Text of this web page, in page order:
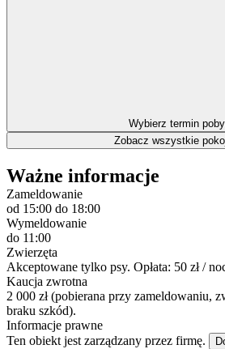
Wybierz termin
Zobacz wszystkie
Ważne informacje
Zameldowanie
od 15:00 do 18:00
Wymeldowanie
do 11:00
Zwierzęta
Akceptowane tylko psy. Opłata: 50 zł /
Kaucja zwrotna
2 000 zł (pobierana przy zameldowaniu,
braku szkód).
Informacje prawne
Ten obiekt jest zarządzany przez firmę.